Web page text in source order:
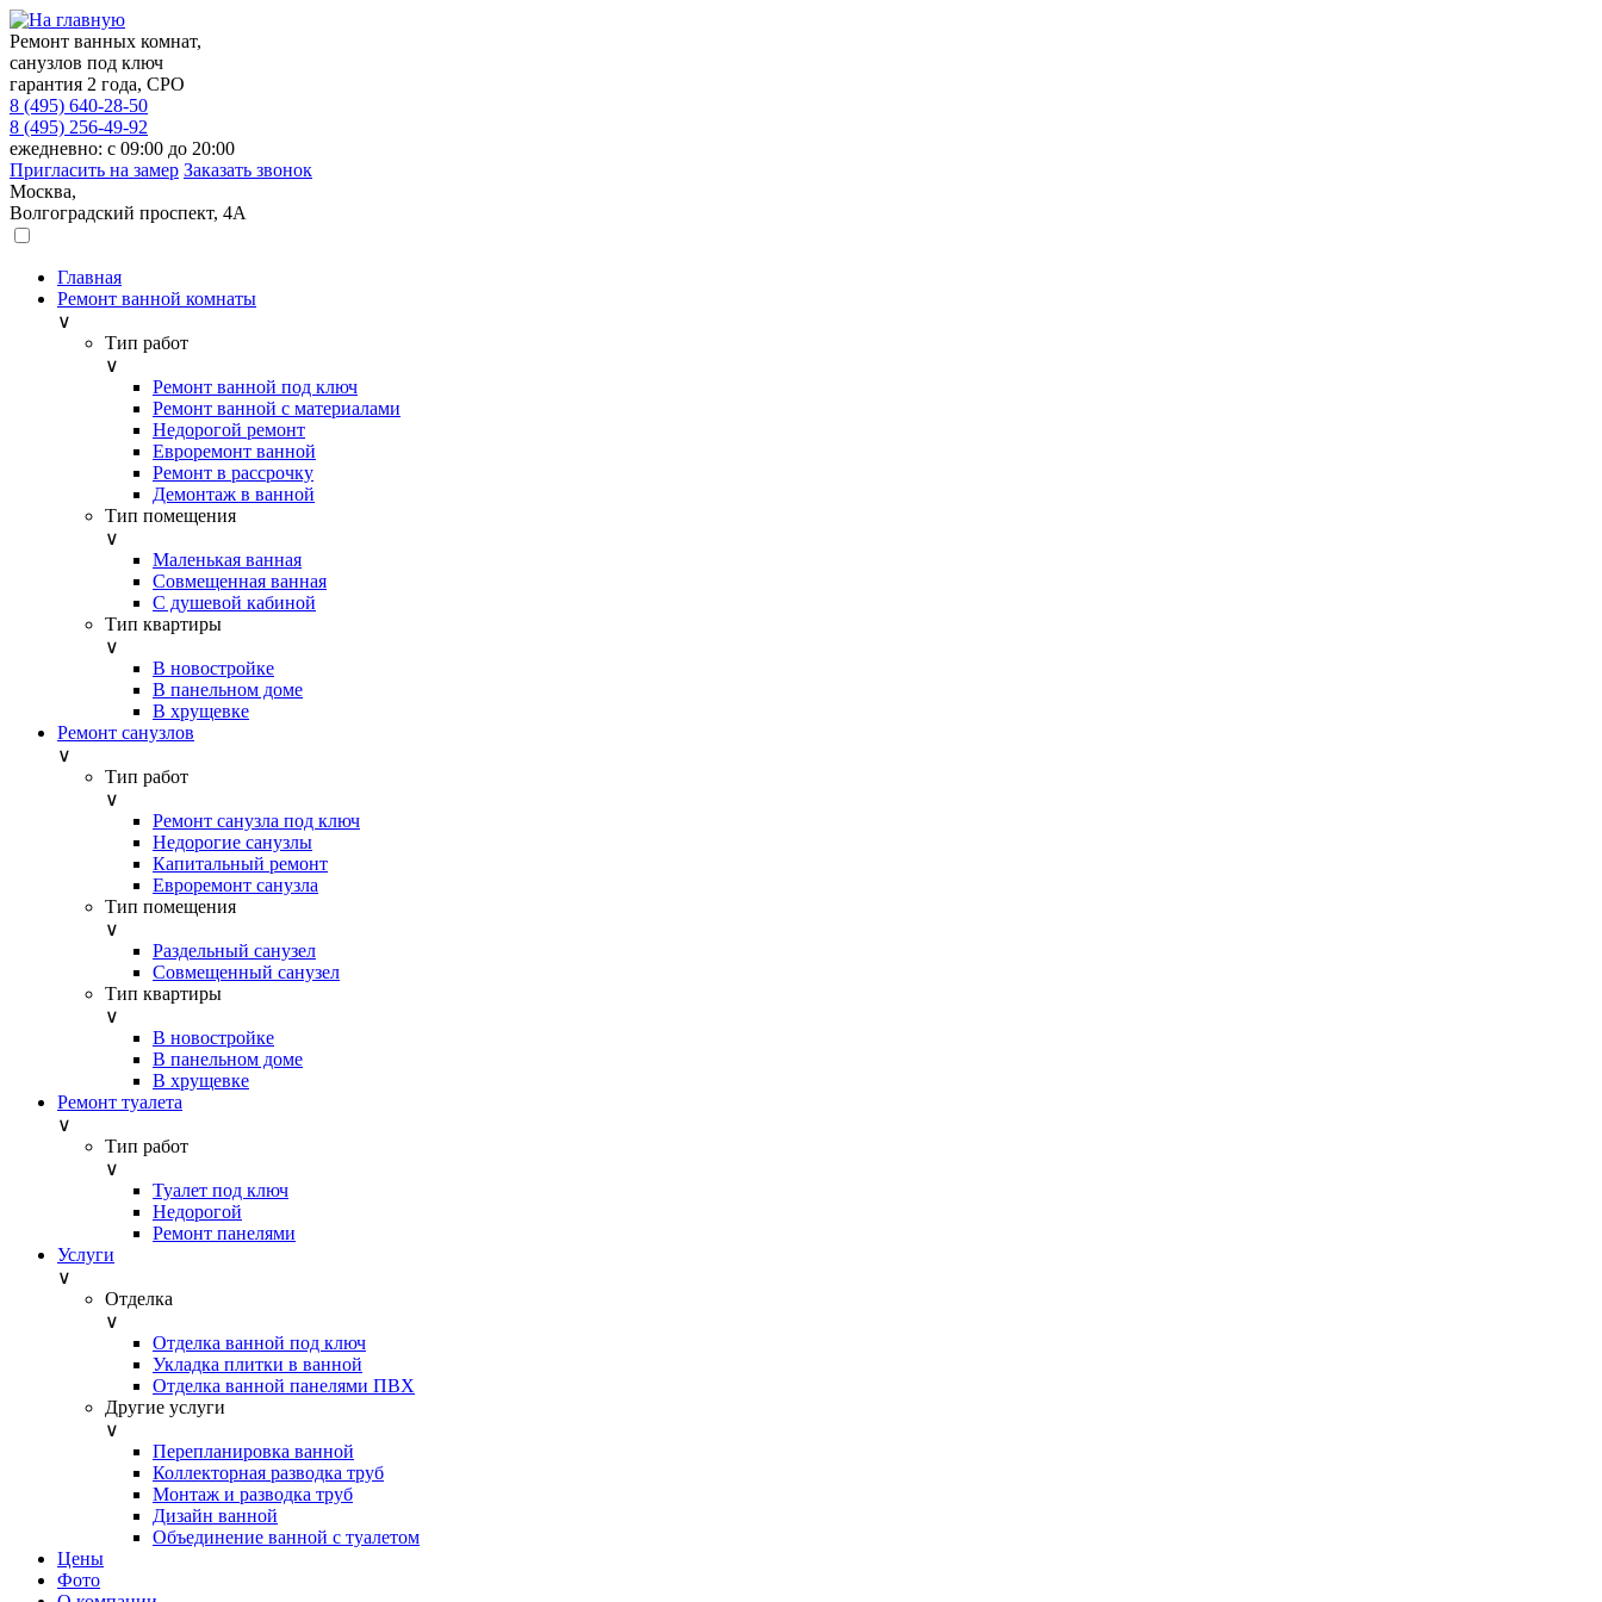
Ремонт ванных комнат,
санузлов под ключ
гарантия 2 года, СРО
8 (495) 640-28-50
8 (495) 256-49-92
ежедневно: с 09:00 до 20:00
Пригласить на замер Заказать звонок
Москва,
Волгоградский проспект, 4А
Главная
Ремонт ванной комнаты
∨
Тип работ
∨
Ремонт ванной под ключ
Ремонт ванной с материалами
Недорогой ремонт
Евроремонт ванной
Ремонт в рассрочку
Демонтаж в ванной
Тип помещения
∨
Маленькая ванная
Совмещенная ванная
С душевой кабиной
Тип квартиры
∨
В новостройке
В панельном доме
В хрущевке
Ремонт санузлов
∨
Тип работ
∨
Ремонт санузла под ключ
Недорогие санузлы
Капитальный ремонт
Евроремонт санузла
Тип помещения
∨
Раздельный санузел
Совмещенный санузел
Тип квартиры
∨
В новостройке
В панельном доме
В хрущевке
Ремонт туалета
∨
Тип работ
∨
Туалет под ключ
Недорогой
Ремонт панелями
Услуги
∨
Отделка
∨
Отделка ванной под ключ
Укладка плитки в ванной
Отделка ванной панелями ПВХ
Другие услуги
∨
Перепланировка ванной
Коллекторная разводка труб
Монтаж и разводка труб
Дизайн ванной
Объединение ванной с туалетом
Цены
Фото